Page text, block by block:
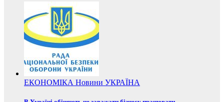
ЕКОНОМІКА Новини УКРАЇНА